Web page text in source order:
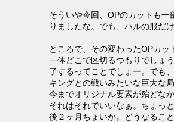
そういや今回、OPのカットも
りましたな。でも、ハルの服だ
ところで、その変わったOPカ
一体どこで区切るつもりでしょう。１０月から
了するってことでしょー。でも
キングとの戦いみたいな巨大な
今までオリジナル要素が殆どな
それはそれでいいなぁ。ちょっ
後２ヶ月ちょいか。どうなるこ